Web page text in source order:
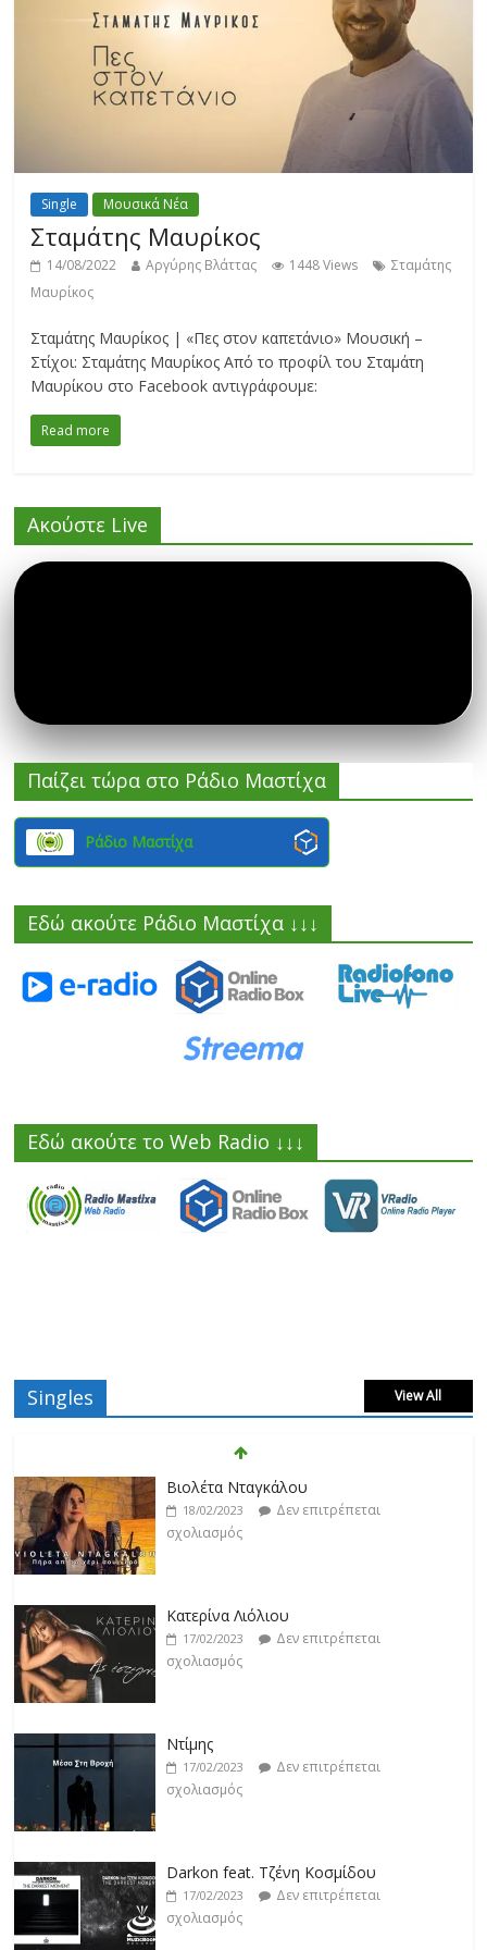
Single Μουσικά Νέα
Σταμάτης Μαυρίκος
14/08/2022 Αργύρης Βλάττας 1448 Views
Σταμάτης
Μαυρίκος
Σταμάτης Μαυρίκος | «Πες στον καπετάνιο» Μουσική –
Στίχοι: Σταμάτης Μαυρίκος Από το προφίλ του Σταμάτη
Μαυρίκου στο Facebook αντιγράφουμε:
Read more
Ακούστε Live
Παίζει τώρα στο Ράδιο Μαστίχα
Ράδιο Μαστίχα
Εδώ ακούτε Ράδιο Μαστίχα ↓↓↓
Εδώ ακούτε το Web Radio ↓↓↓
Singles View All
Βιολέτα Νταγκάλου
18/02/2023
Δεν επιτρέπεται
σχολιασμός
Κατερίνα Λιόλιου
17/02/2023
Δεν επιτρέπεται
σχολιασμός
Ντίμης
17/02/2023
Δεν επιτρέπεται
σχολιασμός
Darkon feat. Τζένη Κοσμίδου
17/02/2023
Δεν επιτρέπεται
σχολιασμός